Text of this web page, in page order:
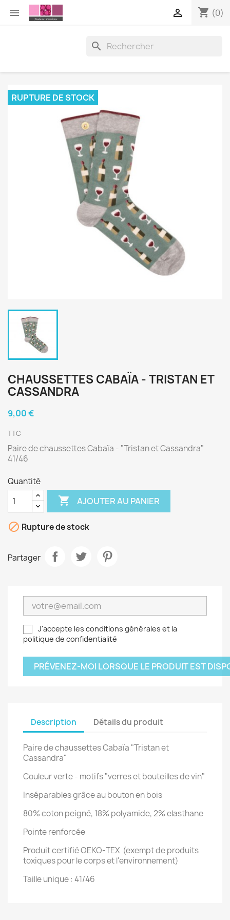
 shopping_cart (0)


RUPTURE DE STOCK
CHAUSSETTES CABAÏA - TRISTAN ET
CASSANDRA
9,00 €
TTC
Paire de chaussettes Cabaïa - "Tristan et Cassandra"
41/46
Quantité
 AJOUTER AU PANIER
 Rupture de stock
Partager
J'accepte les conditions générales et la
politique de confidentialité
PRÉVENEZ-MOI LORSQUE LE PRODUIT EST
Description Détails du produit
Paire de chaussettes Cabaïa "Tristan et
Cassandra"
Couleur verte - motifs "verres et bouteilles de vin"
Inséparables grâce au bouton en bois
80% coton peigné, 18% polyamide, 2% elasthane
Pointe renforcée
Produit certifié OEKO-TEX (exempt de produits
toxiques pour le corps et l'environnement)
Taille unique : 41/46